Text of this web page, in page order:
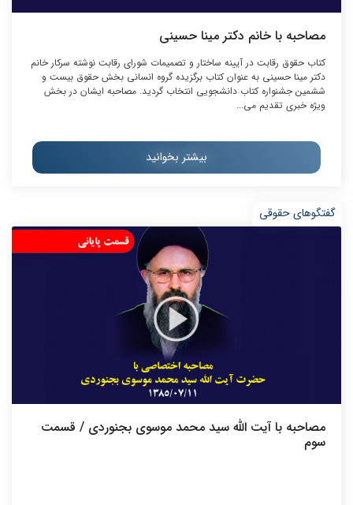
مصاحبه با خانم دکتر مینا حسینی
کتاب حقوق رقابت در آیینه ساختار و تصمیمات شورای رقابت نوشته سرکار خانم
دکتر مینا حسینی به عنوان کتاب برگزیده گروه انسانی بخش حقوق بیست و
ششمین جشنواره کتاب دانشجویی انتخاب گردید. مصاحبه ایشان در بخش
ویژه خبری تقدیم می...
بیشتر بخوانید
گفتگوهای حقوقی
مصاحبه با آیت الله سید محمد موسوی بجنوردی / قسمت
سوم